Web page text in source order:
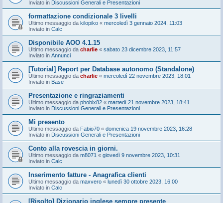
Inviato in Discussioni Generali e Presentazioni
formattazione condizionale 3 livelli
Ultimo messaggio da kilopiko « mercoledì 3 gennaio 2024, 11:03
Inviato in Calc
Disponibile AOO 4.1.15
Ultimo messaggio da charlie « sabato 23 dicembre 2023, 11:57
Inviato in Annunci
[Tutorial] Report per Database autonomo (Standalone)
Ultimo messaggio da charlie « mercoledì 22 novembre 2023, 18:01
Inviato in Base
Presentazione e ringraziamenti
Ultimo messaggio da phobix82 « martedì 21 novembre 2023, 18:41
Inviato in Discussioni Generali e Presentazioni
Mi presento
Ultimo messaggio da Fabio70 « domenica 19 novembre 2023, 16:28
Inviato in Discussioni Generali e Presentazioni
Conto alla rovescia in giorni.
Ultimo messaggio da m8071 « giovedì 9 novembre 2023, 10:31
Inviato in Calc
Inserimento fatture - Anagrafica clienti
Ultimo messaggio da maxvero « lunedì 30 ottobre 2023, 16:00
Inviato in Calc
[Risolto] Dizionario inglese sempre presente